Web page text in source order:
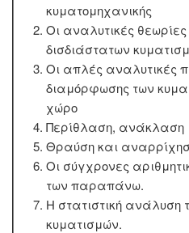
κυματομηχανικής
Οι αναλυτικές
δισδιάστατων
Οι απλές αναλυτικές
διαμόρφωσης των
χώρο
Περίθλαση, ανάκλαση
Θραύση και
Οι σύγχρονες
των παραπάνω.
Η στατιστική
κυματισμών.